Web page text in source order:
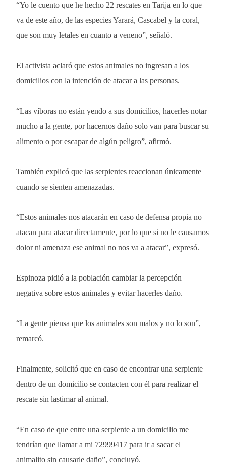
“Yo le cuento que he hecho 22 rescates en Tarija en lo que
va de este año, de las especies Yarará, Cascabel y la coral,
que son muy letales en cuanto a veneno”, señaló.
El activista aclaró que estos animales no ingresan a los
domicilios con la intención de atacar a las personas.
“Las víboras no están yendo a sus domicilios, hacerles notar
mucho a la gente, por hacernos daño solo van para buscar su
alimento o por escapar de algún peligro”, afirmó.
También explicó que las serpientes reaccionan únicamente
cuando se sienten amenazadas.
“Estos animales nos atacarán en caso de defensa propia no
atacan para atacar directamente, por lo que si no le causamos
dolor ni amenaza ese animal no nos va a atacar”, expresó.
Espinoza pidió a la población cambiar la percepción
negativa sobre estos animales y evitar hacerles daño.
“La gente piensa que los animales son malos y no lo son”,
remarcó.
Finalmente, solicitó que en caso de encontrar una serpiente
dentro de un domicilio se contacten con él para realizar el
rescate sin lastimar al animal.
“En caso de que entre una serpiente a un domicilio me
tendrían que llamar a mi 72999417 para ir a sacar el
animalito sin causarle daño”, concluyó.